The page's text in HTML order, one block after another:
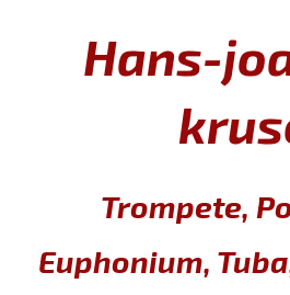
Hans-
Trompete,
Euphonium,